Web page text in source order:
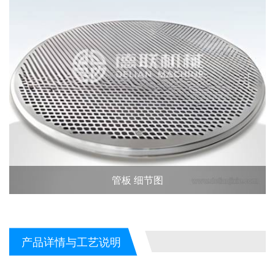
管板 细节图
产品详情与工艺说明